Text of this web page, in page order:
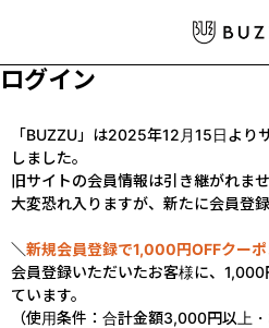
ログイン
「BUZZU」は2025年12月15日より
しました。
旧サイトの会員情報は引き継がれませ
大変恐れ入りますが、新たに会員登
＼新規会員登録で1,000円OFFクー
会員登録いただいたお客様に、
ています。
（使用条件：合計金額3,000円以上・